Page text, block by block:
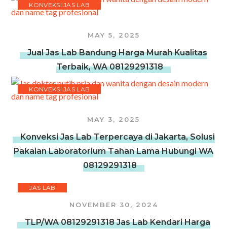
KONVEKSI JAS LAB
MAY 5, 2025
Jual Jas Lab Bandung Harga Murah Kualitas
Terbaik, WA 08129291318
KONVEKSI JAS LAB
MAY 3, 2025
Konveksi Jas Lab Terpercaya di Jakarta, Solusi
Pakaian Laboratorium Tahan Lama Hubungi WA
08129291318
JAS LAB
NOVEMBER 30, 2024
TLP/WA 08129291318 Jas Lab Kendari Harga